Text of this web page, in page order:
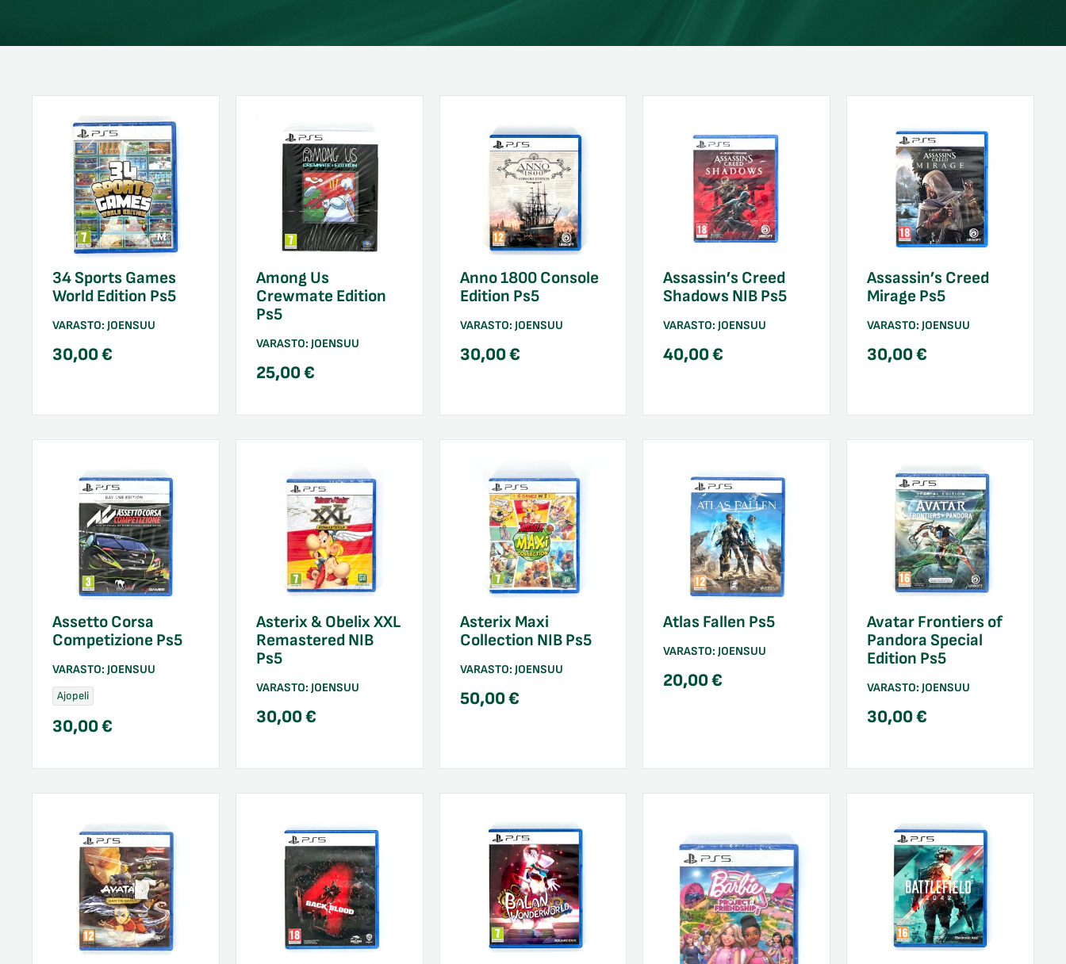
34 Sports Games
World Edition Ps5
VARASTO: JOENSUU
30,00€
Among Us
Crewmate Edition
Ps5
VARASTO: JOENSUU
25,00€
Anno 1800 Console
Edition Ps5
VARASTO: JOENSUU
30,00€
Assassin’s Creed
Shadows NIB Ps5
VARASTO:JOENSUU
40,00€
Assassin’s Creed
Mirage Ps5
VARASTO:JOENSUU
30,00€
Assetto Corsa
Competizione Ps5
VARASTO: JOENSUU
Ajopeli
30,00€
Asterix & Obelix XXL
Remastered NIB
Ps5
VARASTO: JOENSUU
30,00€
Asterix Maxi
Collection NIB Ps5
VARASTO: JOENSUU
50,00€
Atlas Fallen Ps5
VARASTO: JOENSUU
20,00€
Avatar Frontiers of
Pandora Special
Edition Ps5
VARASTO: JOENSUU
30,00€